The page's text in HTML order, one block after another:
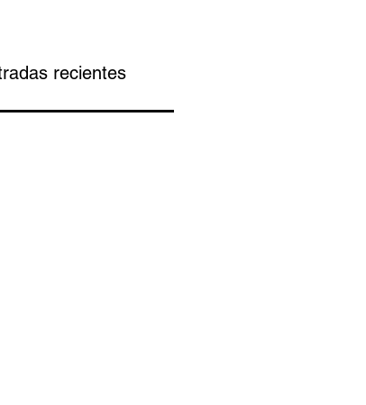
recientes